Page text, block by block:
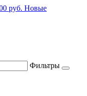
руб. Новые
Фильтры